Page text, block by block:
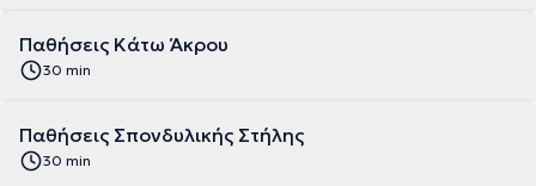
Παθήσεις Κάτω Άκρου
30 min
Παθήσεις Σπονδυλικής Στήλης
30 min